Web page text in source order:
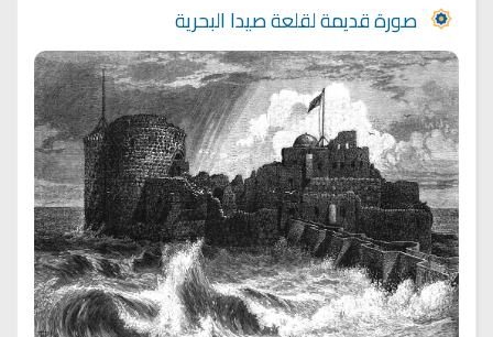
صورة قديمة لقلعة صيدا البحرية